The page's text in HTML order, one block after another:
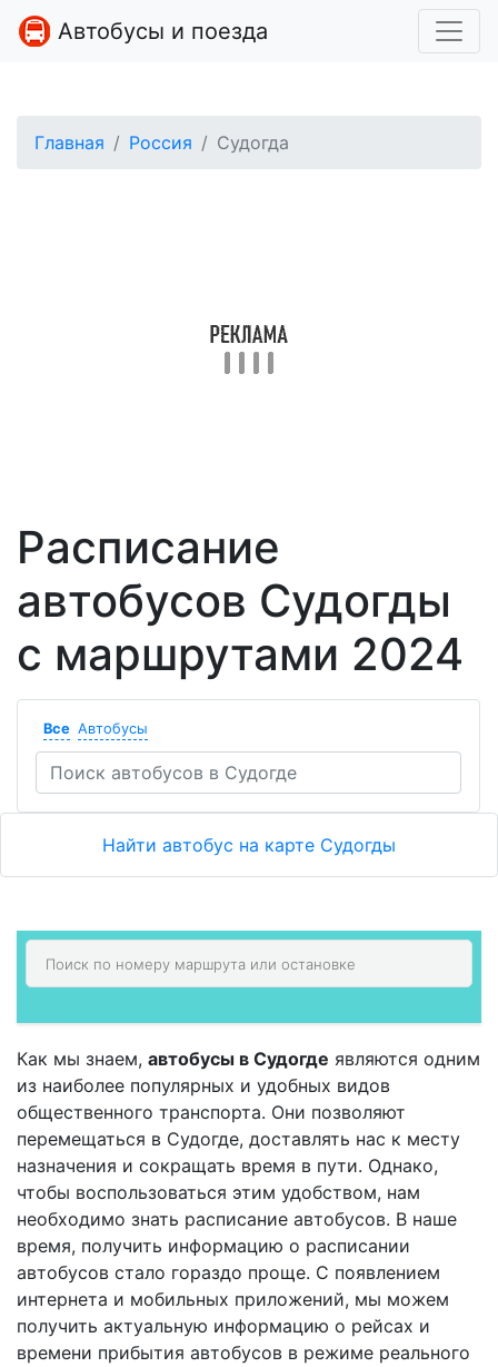
Автобусы и поезда
Главная Россия Судогда
Расписание
автобусов Судогды
с маршрутами 2024
Все Автобусы
Найти автобус на карте Судогды
Как мы знаем, автобусы в Судогде являются одним
из наиболее популярных и удобных видов
общественного транспорта. Они позволяют
перемещаться в Судогде, доставлять нас к месту
назначения и сокращать время в пути. Однако,
чтобы воспользоваться этим удобством, нам
необходимо знать расписание автобусов. В наше
время, получить информацию о расписании
автобусов стало гораздо проще. С появлением
интернета и мобильных приложений, мы можем
получить актуальную информацию о рейсах и
времени прибытия автобусов в режиме реального